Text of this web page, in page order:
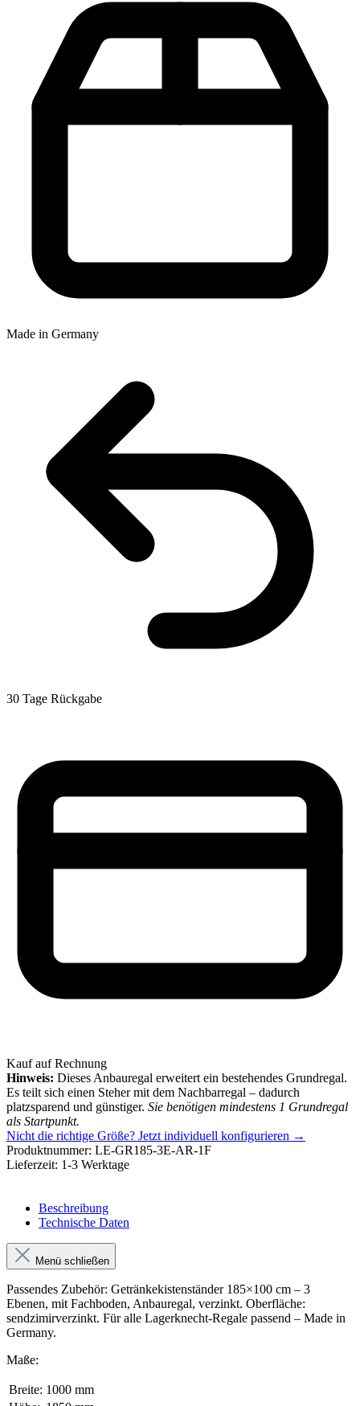
Made in Germany
30 Tage Rückgabe
Kauf auf Rechnung
Hinweis: Dieses Anbauregal erweitert ein bestehendes Grundregal.
Es teilt sich einen Steher mit dem Nachbarregal – dadurch
platzsparend und günstiger. Sie benötigen mindestens 1 Grundregal
als Startpunkt.
Nicht die richtige Größe? Jetzt individuell konfigurieren →
Produktnummer: LE-GR185-3E-AR-1F
Lieferzeit: 1-3 Werktage
Beschreibung
Technische Daten
Menü schließen
Passendes Zubehör: Getränkekistenständer 185×100 cm – 3
Ebenen, mit Fachboden, Anbauregal, verzinkt. Oberfläche:
sendzimirverzinkt. Für alle Lagerknecht-Regale passend – Made in
Germany.
Maße:
Breite: 1000 mm